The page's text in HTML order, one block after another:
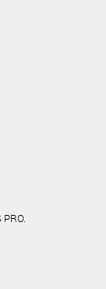
PRO.